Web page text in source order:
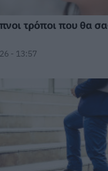
τρόποι που θα
- 13:57